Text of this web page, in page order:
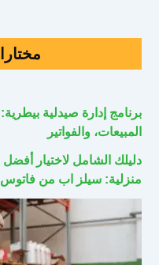
برنامج إدارة صيدلية
المبيعات، والفواتير
دليلك الشامل لاختيار
منزلية: سيلز اب من فاتوس